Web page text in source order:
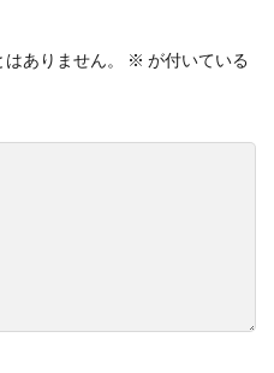
ありません。 ※ が付いている